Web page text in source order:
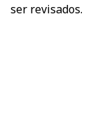
ser revisados.